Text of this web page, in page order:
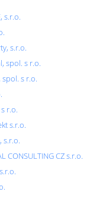
s.r.o.
s.r.o.
spol. s r.o.
spol. s r.o.
r.o.
s.r.o.
s.r.o.
CONSULTING CZ s.r.o.